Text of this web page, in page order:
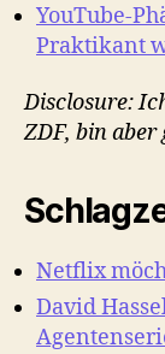
YouTube-
Praktikant
Disclosure:
ZDF, bin
Netflix
David